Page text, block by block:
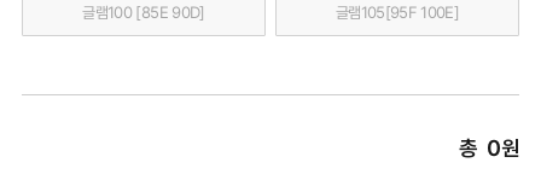
글램100 [85E 90D] 글램105[95F 100E]
총 0원